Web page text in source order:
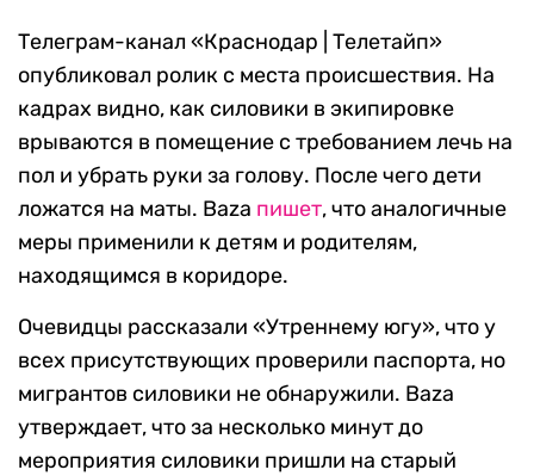
Телеграм-канал «Краснодар | Телетайп»
опубликовал ролик с места происшествия. На
кадрах видно, как силовики в экипировке
врываются в помещение с требованием лечь на
пол и убрать руки за голову. После чего дети
ложатся на маты. Baza пишет, что аналогичные
меры применили к детям и родителям,
находящимся в коридоре.
Очевидцы рассказали «Утреннему югу», что у
всех присутствующих проверили паспорта, но
мигрантов силовики не обнаружили. Baza
утверждает, что за несколько минут до
мероприятия силовики пришли на старый